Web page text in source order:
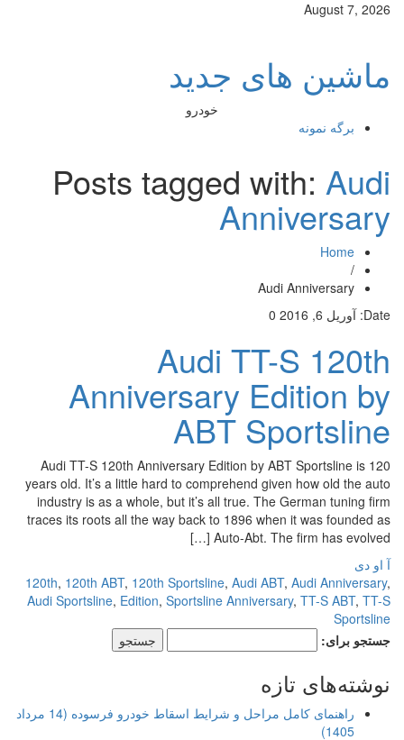
August 7, 2026
ماشین های جدید
خودرو
برگه نمونه
Posts tagged with:Audi
Anniversary
Home
/
Audi Anniversary
Date: آوریل 6, 2016 0
Audi TT-S 120th
Anniversary Edition by
ABT Sportsline
Audi TT-S 120th Anniversary Edition by ABT Sportsline is 120
years old. It’s a little hard to comprehend given how old the auto
industry is as a whole, but it’s all true. The German tuning firm
traces its roots all the way back to 1896 when it was founded as
Auto-Abt. The firm has evolved […]
آ او دی
120th,120th ABT,120th Sportsline,Audi ABT,Audi Anniversary
Audi Sportsline,Edition,Sportsline Anniversary,TT-S ABT,TT-S
Sportsline
جستجو برای:
نوشته‌های تازه
راهنمای کامل مراحل و شرایط اسقاط خودرو فرسوده (14 مرداد
1405)